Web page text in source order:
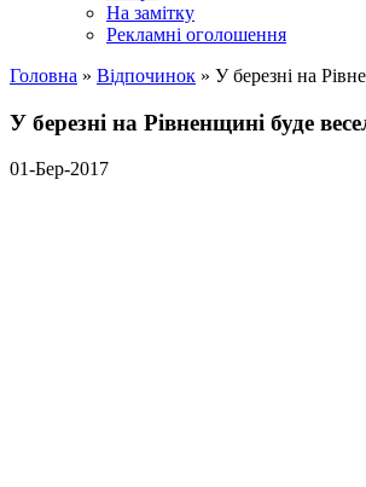
На замітку
Рекламні оголошення
Головна » Відпочинок » У березні на
У березні на Рівненщині буде
01-Бер-2017